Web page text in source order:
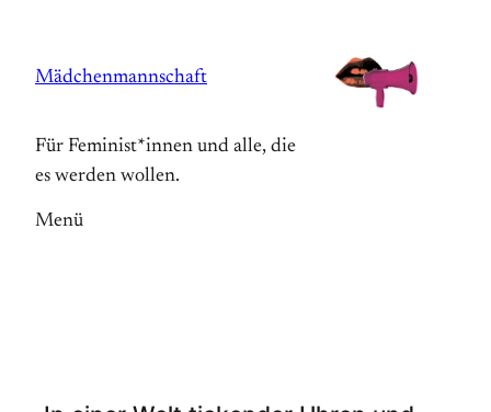
springen
Mädchenmannschaft
Für Feminist*innen und alle, die
es werden wollen.
Menü